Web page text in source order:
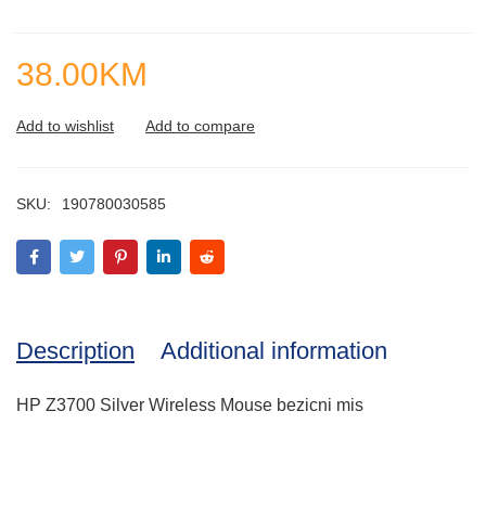
38.00KM
SKU: 190780030585
Description Additional information
HP Z3700 Silver Wireless Mouse bezicni mis